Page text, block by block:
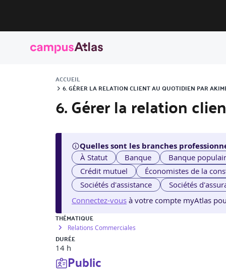
ACCUEIL
6. GÉRER LA RELATION CLIENT AU QUOTIDIEN PAR
6. Gérer la relation
Quelles sont les branches
À Statut Banque Banque
Crédit mutuel
Économistes de la
Sociétés d'assistance
Sociétés
Connectez-vous à votre compte myAtlas
THÉMATIQUE
Relations Commerciales
DURÉE
14 h
Public